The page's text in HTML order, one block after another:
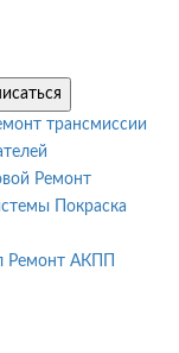
трансмиссии
Ремонт
Покраска
Ремонт АКПП